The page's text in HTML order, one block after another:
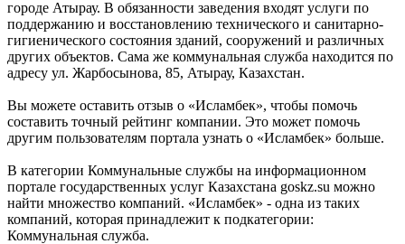
городе Атырау. В обязанности заведения входят услуги по
поддержанию и восстановлению технического и санитарно-
гигиенического состояния зданий, сооружений и различных
других объектов. Сама же коммунальная служба находится по
адресу ул. Жарбосынова, 85, Атырау, Казахстан.
Вы можете оставить отзыв о «Исламбек», чтобы помочь
составить точный рейтинг компании. Это может помочь
другим пользователям портала узнать о «Исламбек» больше.
В категории Коммунальные службы на информационном
портале государственных услуг Казахстана goskz.su можно
найти множество компаний. «Исламбек» - одна из таких
компаний, которая принадлежит к подкатегории:
Коммунальная служба.